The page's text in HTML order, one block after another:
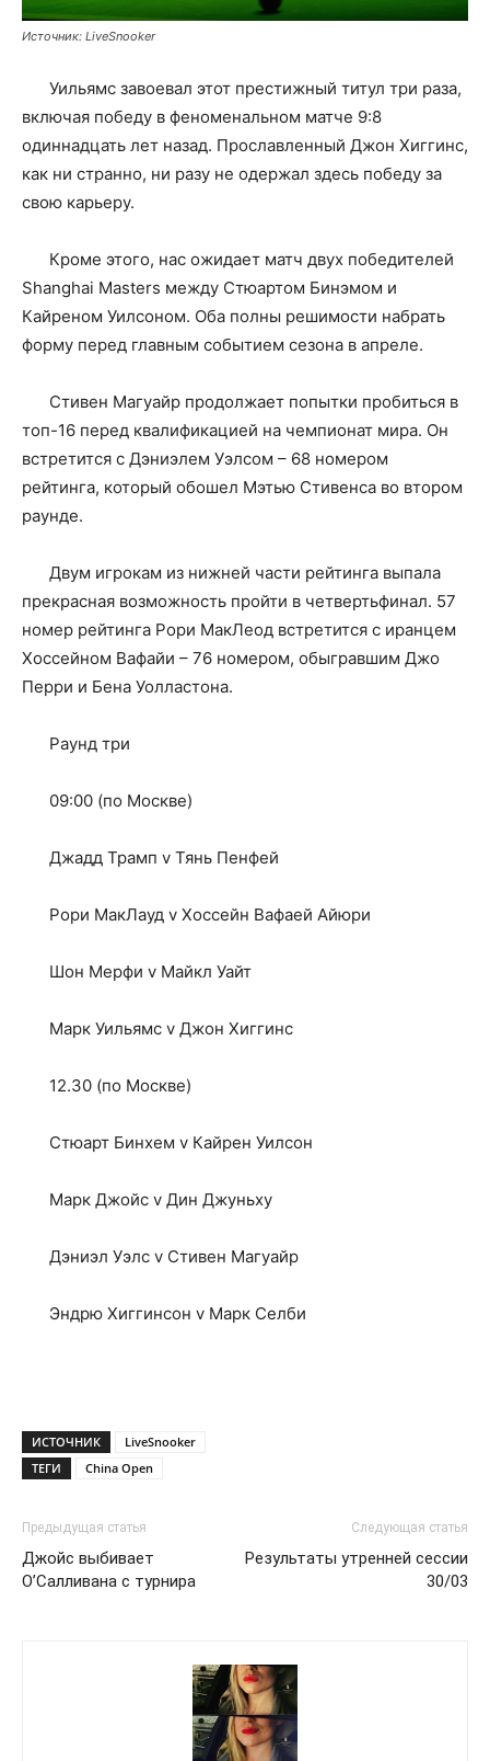
Источник: LiveSnooker
Уильямс завоевал этот престижный титул три раза,
включая победу в феноменальном матче 9:8
одиннадцать лет назад. Прославленный Джон Хиггинс,
как ни странно, ни разу не одержал здесь победу за
свою карьеру.
Кроме этого, нас ожидает матч двух победителей
Shanghai Masters между Стюартом Бинэмом и
Кайреном Уилсоном. Оба полны решимости набрать
форму перед главным событием сезона в апреле.
Стивен Магуайр продолжает попытки пробиться в
топ-16 перед квалификацией на чемпионат мира. Он
встретится с Дэниэлем Уэлсом – 68 номером
рейтинга, который обошел Мэтью Стивенса во втором
раунде.
Двум игрокам из нижней части рейтинга выпала
прекрасная возможность пройти в четвертьфинал. 57
номер рейтинга Рори МакЛеод встретится с иранцем
Хоссейном Вафайи – 76 номером, обыгравшим Джо
Перри и Бена Уолластона.
Раунд три
09:00 (по Москве)
Джадд Трамп v Тянь Пенфей
Рори МакЛауд v Хоссейн Вафаей Айюри
Шон Мерфи v Майкл Уайт
Марк Уильямс v Джон Хиггинс
12.30 (по Москве)
Стюарт Бинхем v Кайрен Уилсон
Марк Джойс v Дин Джуньху
Дэниэл Уэлс v Стивен Магуайр
Эндрю Хиггинсон v Марк Селби
ИСТОЧНИК
LiveSnooker
ТЕГИ
China Open
Предыдущая статья
Джойс выбивает
О’Салливана с турнира
Следующая статья
Результаты утренней сессии
30/03